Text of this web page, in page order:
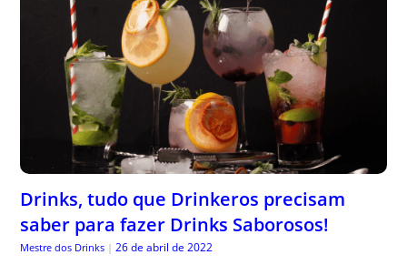
Drinks, tudo que Drinkeros precisam
saber para fazer Drinks Saborosos!
Mestre dos Drinks | 26 de abril de 2022